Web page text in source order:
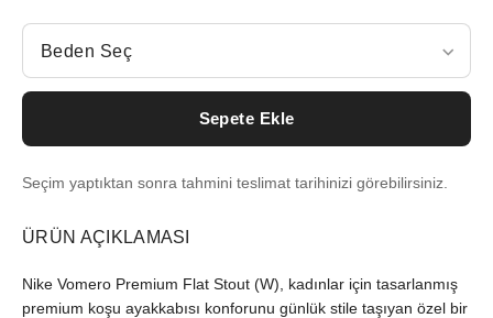
Beden Seç
Beden Seç
Sepete Ekle
Seçim yaptıktan sonra tahmini teslimat tarihinizi görebilirsiniz.
ÜRÜN AÇIKLAMASI
Nike Vomero Premium Flat Stout (W), kadınlar için tasarlanmış
premium koşu ayakkabısı konforunu günlük stile taşıyan özel bir